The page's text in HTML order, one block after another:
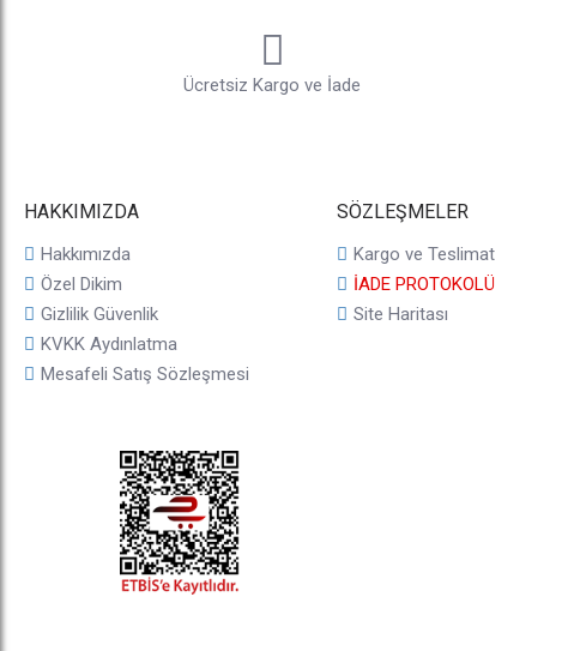
Ücretsiz Kargo ve İade
HAKKIMIZDA
Hakkımızda
Özel Dikim
Gizlilik Güvenlik
KVKK Aydınlatma
Mesafeli Satış Sözleşmesi
SÖZLEŞMELER
Kargo ve Teslimat
İADE PROTOKOLÜ
Site Haritası